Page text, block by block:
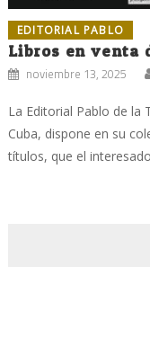
EDITORIAL PABLO
Libros en venta
noviembre 13, 2025
La Editorial Pablo de la
Cuba, dispone en su
títulos, que el